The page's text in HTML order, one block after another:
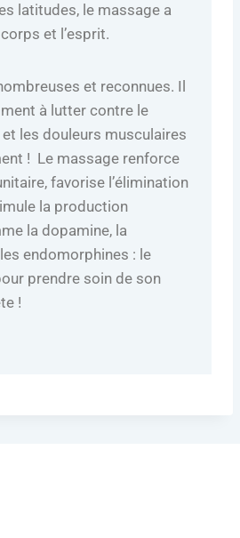
latitudes, le massage a
et l’esprit.
et reconnues. Il
à lutter contre le
les douleurs musculaires
! Le massage renforce
favorise l’élimination
la production
la dopamine, la
endomorphines : le
prendre soin de son
!